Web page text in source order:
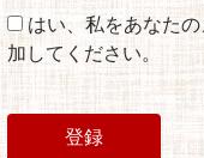
はい、私をあなた
加してください。